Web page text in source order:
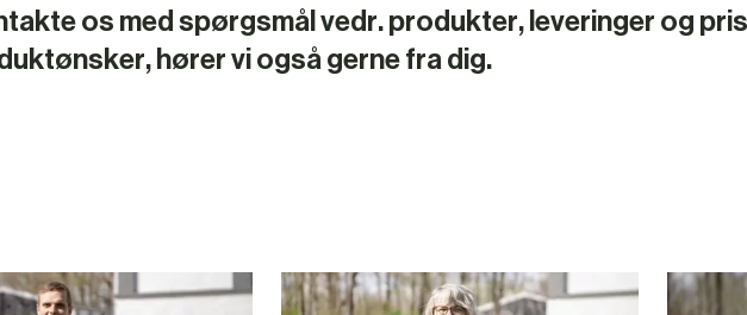
os med spørgsmål vedr. produkter, leveringer og
hører vi også gerne fra dig.